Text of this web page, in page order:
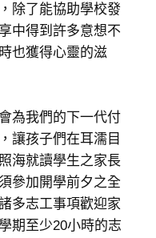
除了能協助學校發
中得到許多意想不
也獲得心靈的滋
為我們的下一代付
讓孩子們在耳濡目
海就讀學生之家長
參加開學前夕之全
多志工事項歡迎家
期至少20小時的志